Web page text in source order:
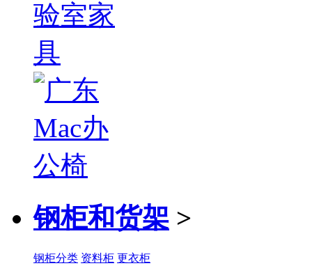
钢柜和货架 >
钢柜分类 资料柜 更衣柜